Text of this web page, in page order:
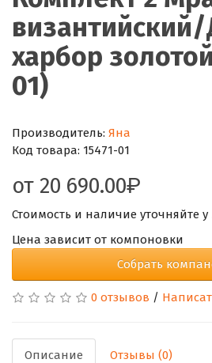
харбор
01)
Производитель: Яна
Код товара: 15471-01
от 20 690.00
Стоимость и наличие уточняйте
Цена зависит от компоновки
Собрать
0 отзывов /
Описание Отзывы (0)